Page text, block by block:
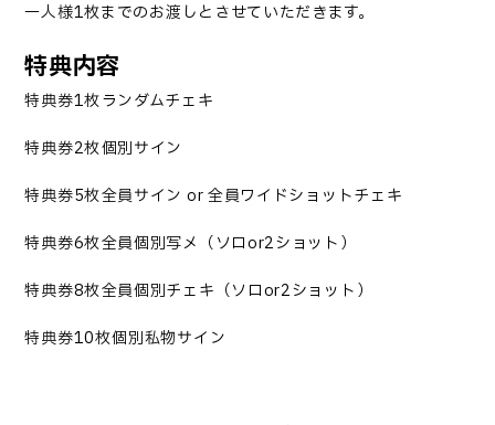
一人様1枚までのお渡しとさせていただきます。
特典内容
特典券1枚→ランダムチェキ
特典券2枚→個別サイン
特典券5枚→全員サイン or全員ワイドショットチェキ
特典券6枚→全員個別写メ（ソロor2ショット）
特典券8枚→全員個別チェキ（ソロor2ショット）
特典券10枚→個別私物サイン